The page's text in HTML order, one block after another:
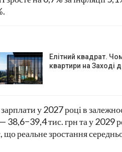
Елітний квадрат.
квартири на
у 2027 році в
38,6−39,4 тис. грн та у 2029
реальне зростання